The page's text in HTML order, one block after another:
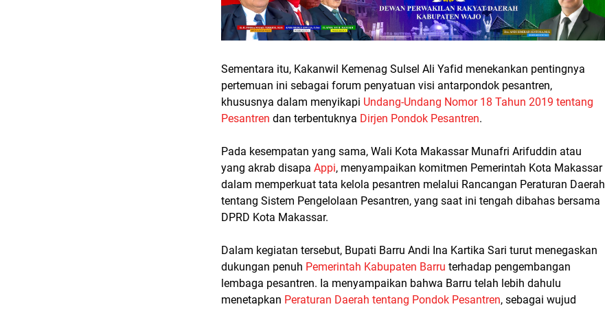
Sementara itu, Kakanwil Kemenag Sulsel Ali Yafid menekankan pentingnya
pertemuan ini sebagai forum penyatuan visi antarpondok pesantren,
khususnya dalam menyikapi Undang-Undang Nomor 18 Tahun 2019 tentang
Pesantren dan terbentuknya Dirjen Pondok Pesantren.
Pada kesempatan yang sama, Wali Kota Makassar Munafri Arifuddin atau
yang akrab disapa Appi, menyampaikan komitmen Pemerintah Kota Makassar
dalam memperkuat tata kelola pesantren melalui Rancangan Peraturan Daerah
tentang Sistem Pengelolaan Pesantren, yang saat ini tengah dibahas bersama
DPRD Kota Makassar.
Dalam kegiatan tersebut, Bupati Barru Andi Ina Kartika Sari turut menegaskan
dukungan penuh Pemerintah Kabupaten Barru terhadap pengembangan
lembaga pesantren. Ia menyampaikan bahwa Barru telah lebih dahulu
menetapkan Peraturan Daerah tentang Pondok Pesantren, sebagai wujud